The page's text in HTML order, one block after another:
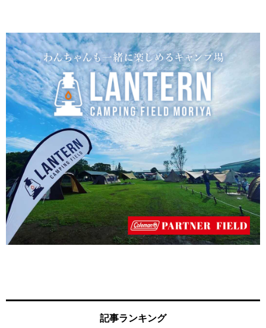
記事ランキング